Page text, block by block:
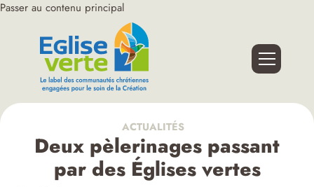
Passer au contenu principal
ACTUALITÉS
Deux pèlerinages passant
par des Églises vertes